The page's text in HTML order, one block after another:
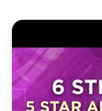
6 étapes pour